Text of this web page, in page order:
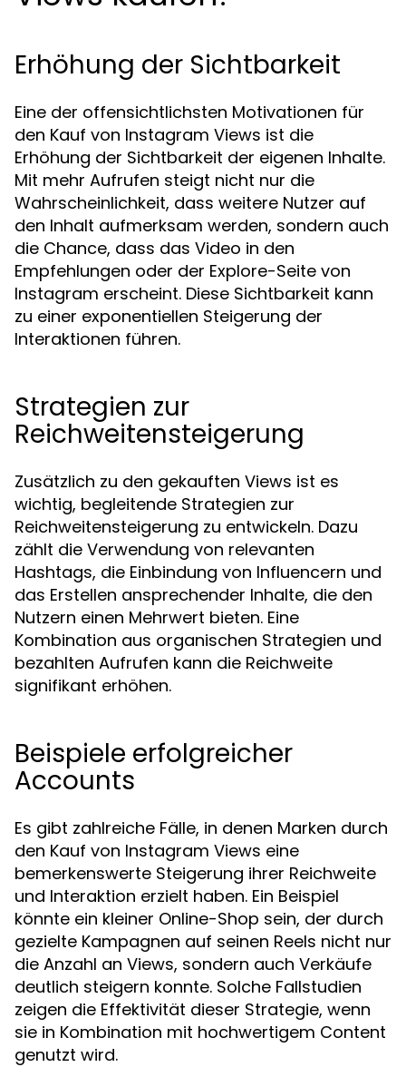
Erhöhung der Sichtbarkeit
Eine der offensichtlichsten Motivationen für
den Kauf von Instagram Views ist die
Erhöhung der Sichtbarkeit der eigenen Inhalte.
Mit mehr Aufrufen steigt nicht nur die
Wahrscheinlichkeit, dass weitere Nutzer auf
den Inhalt aufmerksam werden, sondern auch
die Chance, dass das Video in den
Empfehlungen oder der Explore-Seite von
Instagram erscheint. Diese Sichtbarkeit kann
zu einer exponentiellen Steigerung der
Interaktionen führen.
Strategien zur
Reichweitensteigerung
Zusätzlich zu den gekauften Views ist es
wichtig, begleitende Strategien zur
Reichweitensteigerung zu entwickeln. Dazu
zählt die Verwendung von relevanten
Hashtags, die Einbindung von Influencern und
das Erstellen ansprechender Inhalte, die den
Nutzern einen Mehrwert bieten. Eine
Kombination aus organischen Strategien und
bezahlten Aufrufen kann die Reichweite
signifikant erhöhen.
Beispiele erfolgreicher
Accounts
Es gibt zahlreiche Fälle, in denen Marken durch
den Kauf von Instagram Views eine
bemerkenswerte Steigerung ihrer Reichweite
und Interaktion erzielt haben. Ein Beispiel
könnte ein kleiner Online-Shop sein, der durch
gezielte Kampagnen auf seinen Reels nicht nur
die Anzahl an Views, sondern auch Verkäufe
deutlich steigern konnte. Solche Fallstudien
zeigen die Effektivität dieser Strategie, wenn
sie in Kombination mit hochwertigem Content
genutzt wird.